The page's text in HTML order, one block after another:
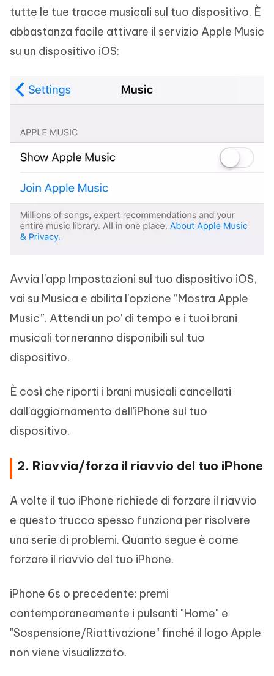
tutte le tue tracce musicali sul tuo dispositivo. È
abbastanza facile attivare il servizio Apple Music
su un dispositivo iOS:
Avvia l'app Impostazioni sul tuo dispositivo iOS,
vai su Musica e abilita l'opzione “Mostra Apple
Music”. Attendi un po' di tempo e i tuoi brani
musicali torneranno disponibili sul tuo
dispositivo.
È così che riporti i brani musicali cancellati
dall'aggiornamento dell'iPhone sul tuo
dispositivo.
2. Riavvia/forza il riavvio del tuo iPhone
A volte il tuo iPhone richiede di forzare il riavvio
e questo trucco spesso funziona per risolvere
una serie di problemi. Quanto segue è come
forzare il riavvio del tuo iPhone.
iPhone 6s o precedente: premi
contemporaneamente i pulsanti "Home" e
"Sospensione/Riattivazione" finché il logo Apple
non viene visualizzato.